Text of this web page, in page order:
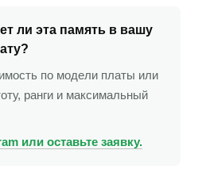
ли эта память в вашу
по модели платы или
ранги и максимальный
или оставьте заявку.